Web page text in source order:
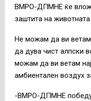
ВМРО-ДПМНЕ ќе
заштита на
Не можам да ви
да дува чист алпски
можам да ви ветам
амбиентален воздух
-ВМРО-ДПМНЕ